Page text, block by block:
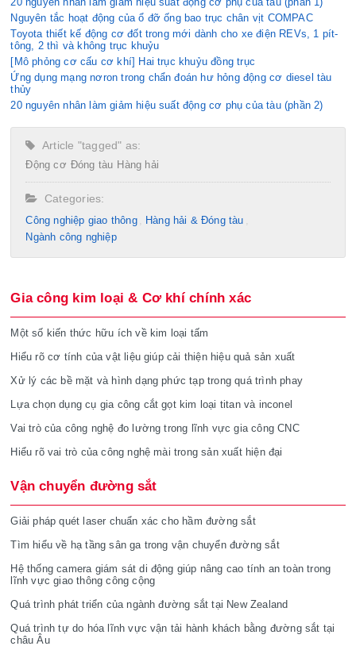
Nguyên tắc hoạt động của ổ đỡ ống bao trục chân vịt COMPAC
Toyota thiết kế động cơ đốt trong mới dành cho xe điện REVs, 1 pít-
tông, 2 thì và không trục khuỷu
[Mô phỏng cơ cấu cơ khí] Hai trục khuỷu đồng trục
Ứng dụng mạng nơron trong chẩn đoán hư hỏng động cơ diesel tàu
thủy
20 nguyên nhân làm giảm hiệu suất động cơ phụ của tàu (phần 2)
Article "tagged" as:
Động cơ Đóng tàu Hàng hải
Categories:
Công nghiệp giao thông
Hàng hải & Đóng tàu
Ngành công nghiệp
Gia công kim loại & Cơ khí chính xác
Một số kiến thức hữu ích về kim loại tấm
Hiểu rõ cơ tính của vật liệu giúp cải thiện hiệu quả sản xuất
Xử lý các bề mặt và hình dạng phức tạp trong quá trình phay
Lựa chọn dụng cụ gia công cắt gọt kim loại titan và inconel
Vai trò của công nghệ đo lường trong lĩnh vực gia công CNC
Hiểu rõ vai trò của công nghệ mài trong sản xuất hiện đại
Vận chuyển đường sắt
Giải pháp quét laser chuẩn xác cho hầm đường sắt
Tìm hiểu về hạ tầng sân ga trong vận chuyển đường sắt
Hệ thống camera giám sát di động giúp nâng cao tính an toàn trong
lĩnh vực giao thông công cộng
Quá trình phát triển của ngành đường sắt tại New Zealand
Quá trình tự do hóa lĩnh vực vận tải hành khách bằng đường sắt tại
châu Âu